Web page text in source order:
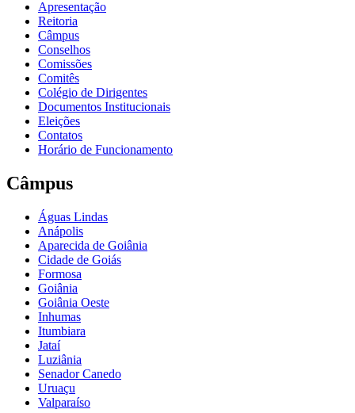
Apresentação
Reitoria
Câmpus
Conselhos
Comissões
Comitês
Colégio de Dirigentes
Documentos Institucionais
Eleições
Contatos
Horário de Funcionamento
Câmpus
Águas Lindas
Anápolis
Aparecida de Goiânia
Cidade de Goiás
Formosa
Goiânia
Goiânia Oeste
Inhumas
Itumbiara
Jataí
Luziânia
Senador Canedo
Uruaçu
Valparaíso